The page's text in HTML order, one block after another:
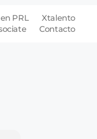
PRL
Xtalento
Contacto